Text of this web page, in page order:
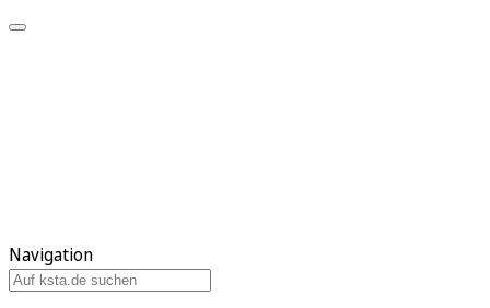
Navigation